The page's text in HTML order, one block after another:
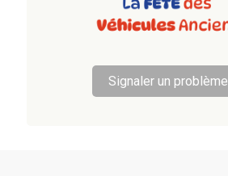
Signaler un problème